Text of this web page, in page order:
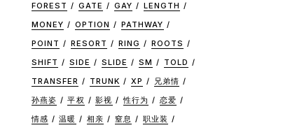
FOREST
GATE GAY
LENGTH
MONEY
OPTION
PATHWAY
POINT
RESORT RING
ROOTS
SHIFT
SIDE SLIDE SM
TOLD
TRANSFER
TRUNK XP
兄弟情
孙燕姿
平权 影视 性行为
恋爱
情感
温暖 相亲 窒息
职业装